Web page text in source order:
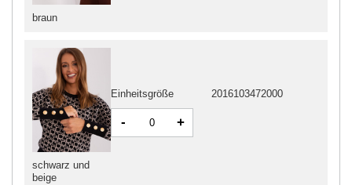
braun
schwarz und
beige
Einheitsgröße 2016103472000
- +